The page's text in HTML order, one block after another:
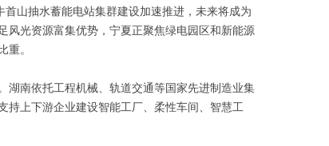
山抽水蓄能电站集群建设加速推进，未来将成为
风光资源富集优势，宁夏正聚焦绿电园区和新能源
。
湖南依托工程机械、轨道交通等国家先进制造业集
持上下游企业建设智能工厂、柔性车间、智慧工